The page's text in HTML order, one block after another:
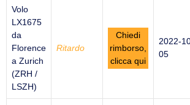
Volo
LX1675
da
Florence
a Zurich
(ZRH /
LSZH)
Ritardo
Chiedi
rimborso,
clicca qui
2022-
05